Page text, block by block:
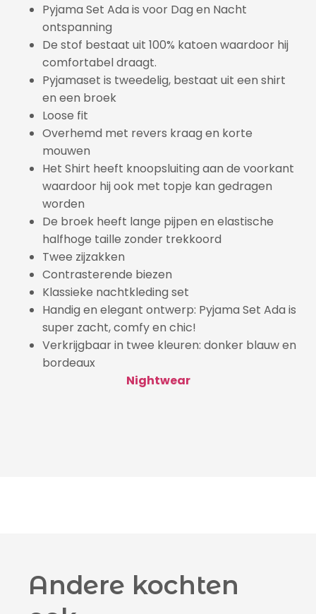
Pyjama Set Ada is voor Dag en Nacht
ontspanning
De stof bestaat uit 100% katoen waardoor hij
comfortabel draagt.
Pyjamaset is tweedelig, bestaat uit een shirt
en een broek
Loose fit
Overhemd met revers kraag en korte
mouwen
Het Shirt heeft knoopsluiting aan de voorkant
waardoor hij ook met topje kan gedragen
worden
De broek heeft lange pijpen en elastische
halfhoge taille zonder trekkoord
Twee zijzakken
Contrasterende biezen
Klassieke nachtkleding set
Handig en elegant ontwerp: Pyjama Set Ada is
super zacht, comfy en chic!
Verkrijgbaar in twee kleuren: donker blauw en
bordeaux
Nightwear
Andere kochten